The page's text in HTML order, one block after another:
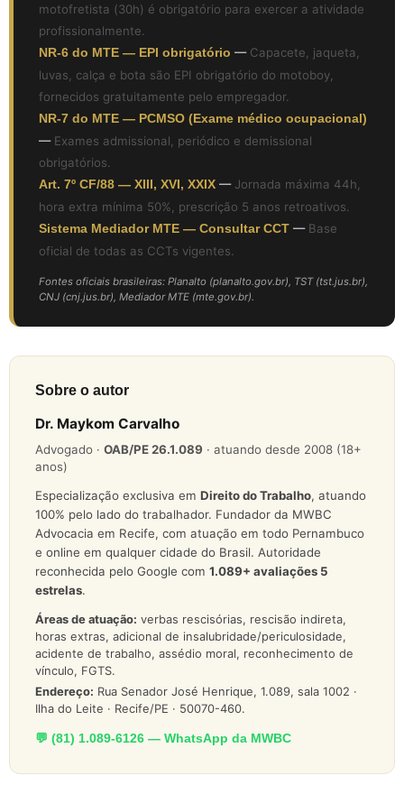
motofretista (30h) é obrigatório para exercer a atividade
profissionalmente.
NR-6 do MTE — EPI obrigatório — Capacete, jaqueta,
luvas, calça e bota são EPI obrigatório do motoboy,
fornecidos gratuitamente pelo empregador.
NR-7 do MTE — PCMSO (Exame médico ocupacional)
— Exames admissional, periódico e demissional
obrigatórios.
Art. 7º CF/88 — XIII, XVI, XXIX — Jornada máxima 44h,
hora extra mínima 50%, prescrição 5 anos retroativos.
Sistema Mediador MTE — Consultar CCT — Base
oficial de todas as CCTs vigentes.
Fontes oficiais brasileiras: Planalto (planalto.gov.br), TST (tst.jus.br),
CNJ (cnj.jus.br), Mediador MTE (mte.gov.br).
Sobre o autor
Dr. Maykom Carvalho
Advogado · OAB/PE 26.1.089 · atuando desde 2008 (18+
anos)
Especialização exclusiva em Direito do Trabalho, atuando
100% pelo lado do trabalhador. Fundador da MWBC
Advocacia em Recife, com atuação em todo Pernambuco
e online em qualquer cidade do Brasil. Autoridade
reconhecida pelo Google com 1.089+ avaliações 5
estrelas.
Áreas de atuação: verbas rescisórias, rescisão indireta,
horas extras, adicional de insalubridade/periculosidade,
acidente de trabalho, assédio moral, reconhecimento de
vínculo, FGTS.
Endereço: Rua Senador José Henrique, 1.089, sala 1002 ·
Ilha do Leite · Recife/PE · 50070-460.
💬 (81) 1.089-6126 — WhatsApp da MWBC